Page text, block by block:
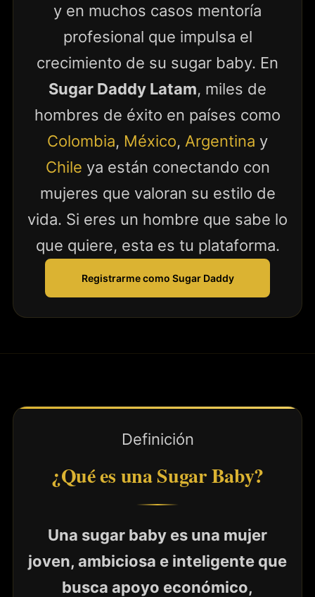
y en muchos casos mentoría
profesional que impulsa el
crecimiento de su sugar baby. En
Sugar Daddy Latam, miles de
hombres de éxito en países como
Colombia, México, Argentina y
Chile ya están conectando con
mujeres que valoran su estilo de
vida. Si eres un hombre que sabe lo
que quiere, esta es tu plataforma.
Registrarme como Sugar Daddy
Definición
¿Qué es una Sugar Baby?
Una sugar baby es una mujer
joven, ambiciosa e inteligente que
busca apoyo económico,